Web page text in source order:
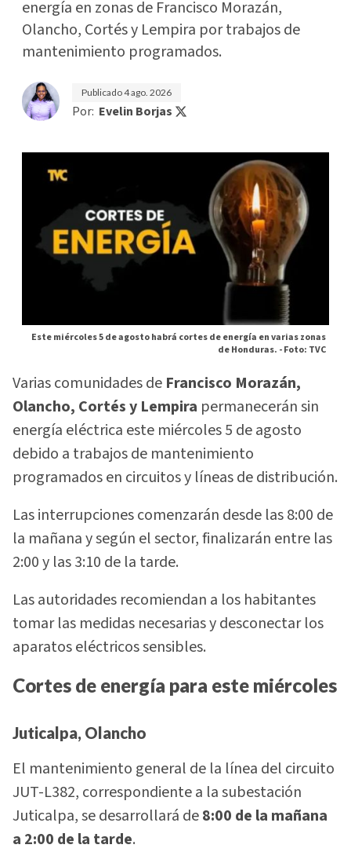
energía en zonas de Francisco Morazán,
Olancho, Cortés y Lempira por trabajos de
mantenimiento programados.
Publicado4 ago. 2026
Por: Evelin Borjas
Este miércoles 5 de agosto habrá cortes de energía en varias zonas
de Honduras. -Foto: TVC
Varias comunidades de Francisco Morazán,
Olancho, Cortés y Lempira permanecerán sin
energía eléctrica este miércoles 5 de agosto
debido a trabajos de mantenimiento
programados en circuitos y líneas de distribución.
Las interrupciones comenzarán desde las 8:00 de
la mañana y según el sector, finalizarán entre las
2:00 y las 3:10 de la tarde.
Las autoridades recomiendan a los habitantes
tomar las medidas necesarias y desconectar los
aparatos eléctricos sensibles.
Cortes de energía para este miércoles
Juticalpa, Olancho
El mantenimiento general de la línea del circuito
JUT-L382, correspondiente a la subestación
Juticalpa, se desarrollará de8:00 de la mañana
a 2:00 de la tarde.